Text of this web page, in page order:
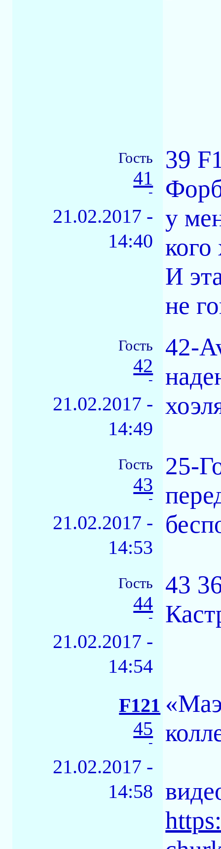
Гость
41
-
21.02.2017 -
14:40
39
у
И
не
Гость
42
-
21.02.2017 -
14:49
42-
Гость
43
-
21.02.2017 -
14:53
25-
Гость
44
-
21.02.2017 -
14:54
43
F121
45
-
21.02.2017 -
14:58